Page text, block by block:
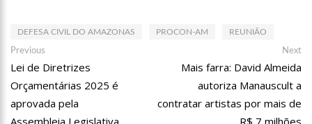
14:31
Começa na próxima semana em Manaus, a vacinação em
massa contra a Influenza, sendo disponibilizada para toda
população.
11:41 Morre Otávio Raman Neves, dono do jornal em tempo,
afiliada do SBT em Manaus, de covid-19. Muita emoção dos
DEFESA CIVIL DO AMAZONAS PROCON-AM REUNIÃO
Navegação
de
Post
Previous
post:
Lei de Diretrizes
Orçamentárias 2025 é
aprovada pela
Assembleia Legislativa
Next
Mais farra: David Almeida
autoriza Manauscult a
contratar artistas por mais de
R$ 7 milhões